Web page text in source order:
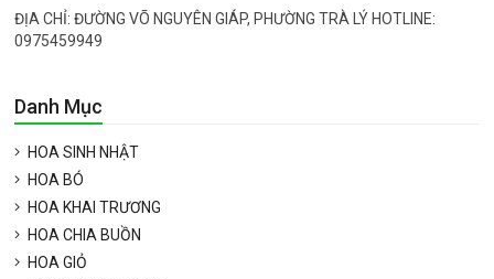
ĐỊA CHỈ: ĐƯỜNG VÕ NGUYÊN GIÁP, PHƯỜNG TRÀ LÝ HOTLINE:
0975459949
Danh Mục
HOA SINH NHẬT
HOA BÓ
HOA KHAI TRƯƠNG
HOA CHIA BUỒN
HOA GIỎ